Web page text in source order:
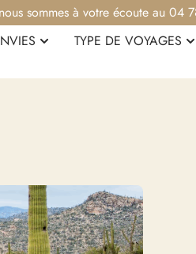
nous sommes à votre écoute au
TYPE DE VOYAGES